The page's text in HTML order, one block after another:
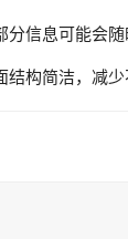
信息可能会
构简洁，减少